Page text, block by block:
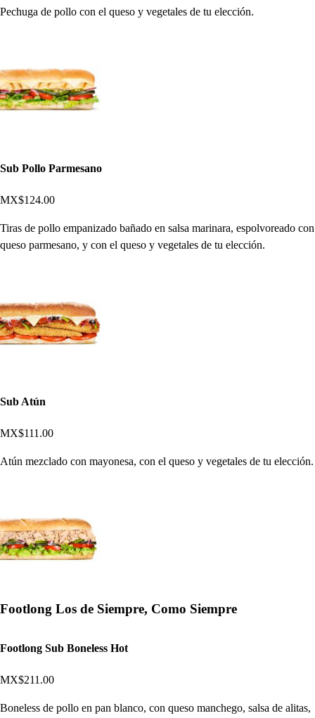
Pechuga de pollo con el queso y vegetales de tu elección.
Sub Pollo Parmesano
MX$124.00
Tiras de pollo empanizado bañado en salsa marinara, espolvoreado con
queso parmesano, y con el queso y vegetales de tu elección.
Sub Atún
MX$111.00
Atún mezclado con mayonesa, con el queso y vegetales de tu elección.
Footlong Los de Siempre, Como Siempre
Footlong Sub Boneless Hot
MX$211.00
Boneless de pollo en pan blanco, con queso manchego, salsa de alitas,